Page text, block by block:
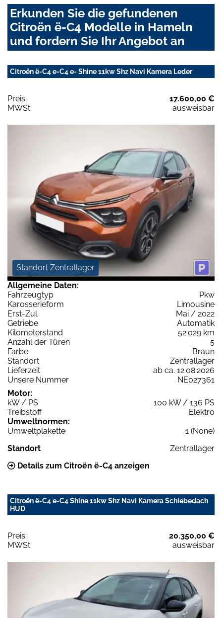
Erkunden Sie die gefundenen
Citroën ë-C4 Modelle in Hameln
und fordern Sie Ihr Angebot an
Citroën ë-C4 e-C4 e- Shine 11kw Shz Navi Kamera Leder
Preis:
17.600,00 €
MWSt:
ausweisbar
Standort Zentrallager
Allgemeine Daten:
Fahrzeugtyp
Pkw
Karosserieform
Limousine
Erst-Zul.
Mai / 2022
Getriebe
Automatik
Kilometerstand
52.029 km
Anzahl der Türen
5
Farbe
Braun
Standort
Zentrallager
Lieferzeit
ab ca. 12.08.2026
Unsere Nummer
NE027361
Motor:
kW / PS
100 kW / 136 PS
Treibstoff
Elektro
Umweltnormen:
Umweltplakette
1 (None)
Standort
Zentrallager
Details zum Citroën ë-C4 anzeigen
Citroën ë-C4 e-C4 Shine 11kw Shz Navi Kamera Schiebedach
HUD
Preis:
20.350,00 €
MWSt:
ausweisbar